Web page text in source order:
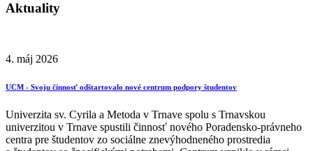
Aktuality
4. máj 2026
UCM - Svoju činnosť odštartovalo nové centrum podpory študentov
Univerzita sv. Cyrila a Metoda v Trnave spolu s Trnavskou
univerzitou v Trnave spustili činnosť nového Poradensko-právneho
centra pre študentov zo sociálne znevýhodneného prostredia